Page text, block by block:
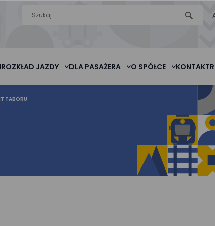
Wyszukiwarka
na stronie
ROZKŁAD JAZDY DLA PASAŻERA O SPÓŁCE KONTAKT
TABORU